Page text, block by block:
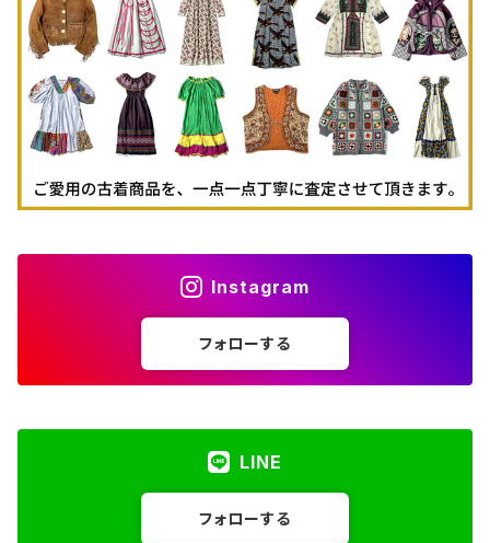
古着パーカー
古着タンクトップ
Instagram
フォローする
LINE
フォローする